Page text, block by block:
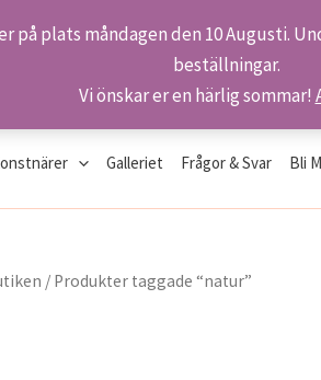
på plats måndagen den 10 Augusti.
beställningar.
Vi önskar er en härlig sommar!
Galleriet Frågor & Svar Bli
/ Produkter taggade “natur”